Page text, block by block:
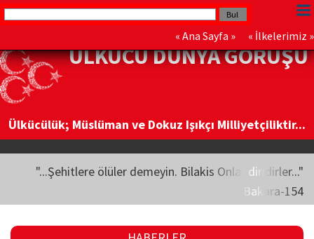
« Ana Sayfa » « İlkelerimiz »
ÜLKÜCÜ DÜNYA GÖRÜŞÜ
Ülkücülük; Müslüman ve Dokuz Işıkçı Milliyetçiliktir...
"...Şehitlere ölüler demeyin. Bilakis Onlar diridirler..."
Bakara-154